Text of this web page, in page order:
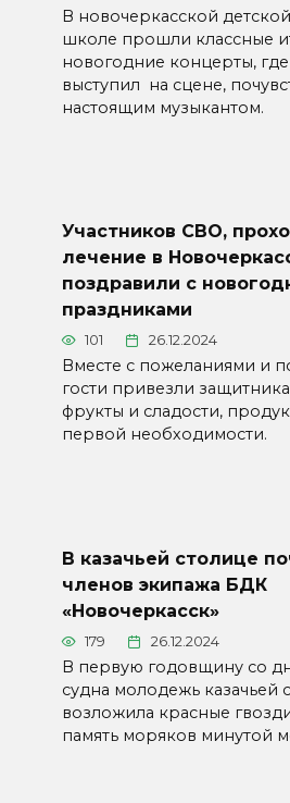
В новочеркасской
школе прошли классные
новогодние концерты,
выступил на сцене,
настоящим музыкантом.
Участников СВО,
лечение в
поздравили с
праздниками
101 26.12.2024
Вместе с пожеланиями и
гости привезли
фрукты и сладости,
первой необходимости.
В казачьей столице
членов экипажа БДК
«Новочеркасск»
179 26.12.2024
В первую годовщину со
судна молодежь казачьей
возложила красные
память моряков минутой